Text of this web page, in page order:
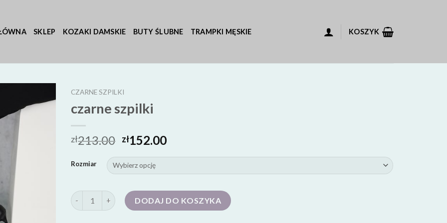
SKLEP KOZAKI DAMSKIE BUTY ŚLUBNE TRAMPKI MĘSKIE KOSZYK
CZARNE SZPILKI
czarne szpilki
zł213.00 zł152.00
Rozmiar
ilość czarne szpilki DODAJ DO KOSZYKA